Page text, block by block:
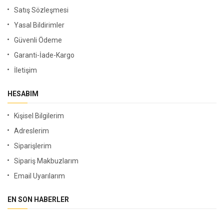
Satış Sözleşmesi
Yasal Bildirimler
Güvenli Ödeme
Garanti-İade-Kargo
İletişim
HESABIM
Kişisel Bilgilerim
Adreslerim
Siparişlerim
Sipariş Makbuzlarım
Email Uyarılarım
EN SON HABERLER